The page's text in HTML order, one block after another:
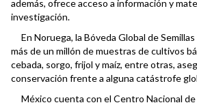
además, ofrece acceso a información y
investigación.
En Noruega, la Bóveda Global de
más de un millón de muestras de cultivos
cebada, sorgo, frijol y maíz, entre otras,
conservación frente a alguna catástrofe
México cuenta con el Centro Nacional